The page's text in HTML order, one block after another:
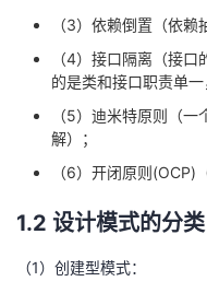
（3）依赖倒置（依赖
（4）接口隔离（接
的是类和接口职责单一
（5）迪米特原则（
解）；
（6）开闭原则(OCP)
1.2 设计模式的分类
（1）创建型模式：